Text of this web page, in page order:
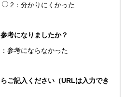
2：分かりにくかった
考になりましたか？
参考にならなかった
ご記入ください（URLは入力でき